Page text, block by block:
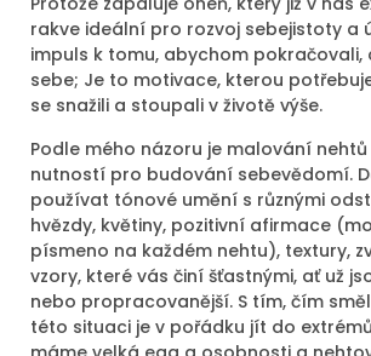
rakve ideální pro rozvoj sebejistoty a
impuls k tomu, abychom pokračovali,
sebe; Je to motivace, kterou
se snažili a stoupali v životě výše.
Podle mého názoru je malování
nutností pro budování sebevědomí.
používat tónové umění s různými
hvězdy, květiny, pozitivní afirmace
písmeno na každém nehtu), textury,
vzory, které vás činí šťastnými, ať už
nebo propracovanější. S tím, čím
této situaci je v pořádku jít do